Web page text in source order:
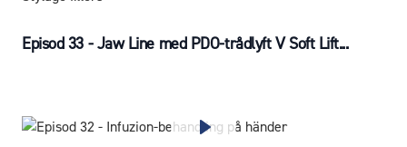
Episod 33 - Jaw Line med PDO-trådlyft V Soft Lift...